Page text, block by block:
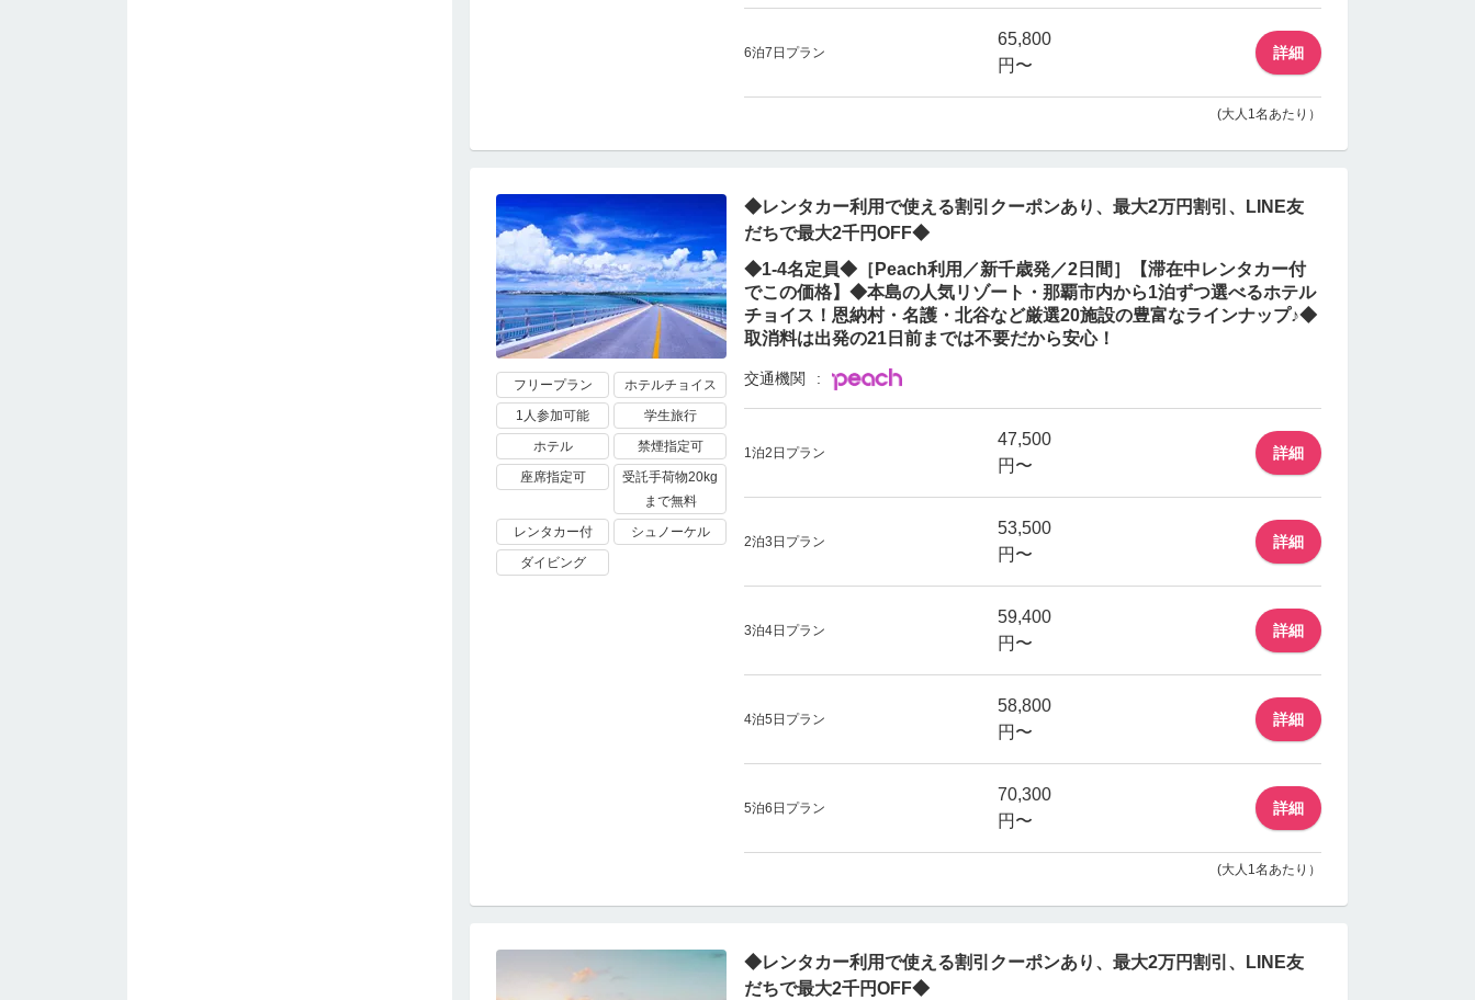
6泊7日プラン
65,800
円〜
詳細
(大人1名あたり）
フリープラン
ホテルチョイス
1人参加可能
学生旅行
ホテル
禁煙指定可
座席指定可
受託手荷物20kg
まで無料
レンタカー付
シュノーケル
ダイビング
◆レンタカー利用で使える割引クーポンあり、最大2万円割引、LINE友
だちで最大2千円OFF◆
◆1-4名定員◆［Peach利用／新千歳発／2日間］【滞在中レンタカー付
でこの価格】◆本島の人気リゾート・那覇市内から1泊ずつ選べるホテル
チョイス！恩納村・名護・北谷など厳選20施設の豊富なラインナップ♪◆
取消料は出発の21日前までは不要だから安心！
交通機関
1泊2日プラン
47,500
円〜
詳細
2泊3日プラン
53,500
円〜
詳細
3泊4日プラン
59,400
円〜
詳細
4泊5日プラン
58,800
円〜
詳細
5泊6日プラン
70,300
円〜
詳細
(大人1名あたり）
◆レンタカー利用で使える割引クーポンあり、最大2万円割引、LINE友
だちで最大2千円OFF◆